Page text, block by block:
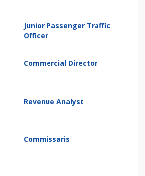
Junior Passenger Traffic
Officer
Commercial Director
Revenue Analyst
Commissaris